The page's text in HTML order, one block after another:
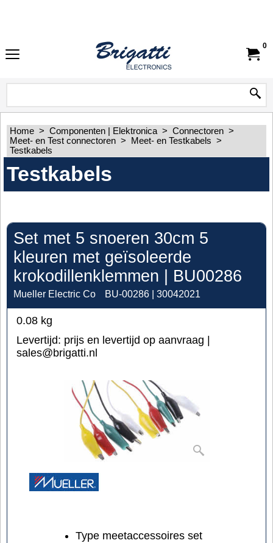
0
Home > Componenten | Elektronica > Connectoren >
Meet- en Test connectoren > Meet- en Testkabels >
Testkabels
Testkabels
Set met 5 snoeren 30cm 5
kleuren met geïsoleerde
krokodillenklemmen | BU00286
Mueller Electric Co BU-00286 | 30042021
0.08 kg
Levertijd: prijs en levertijd op aanvraag |
sales@brigatti.nl
Type meetaccessoires set